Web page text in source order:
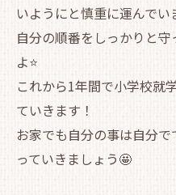
いようにと慎重に運んでい
自分の順番をしっかりと
よ⭐
これから1年間で小学校就
ていきます！
お家でも自分の事は自分
っていきましょう🤩